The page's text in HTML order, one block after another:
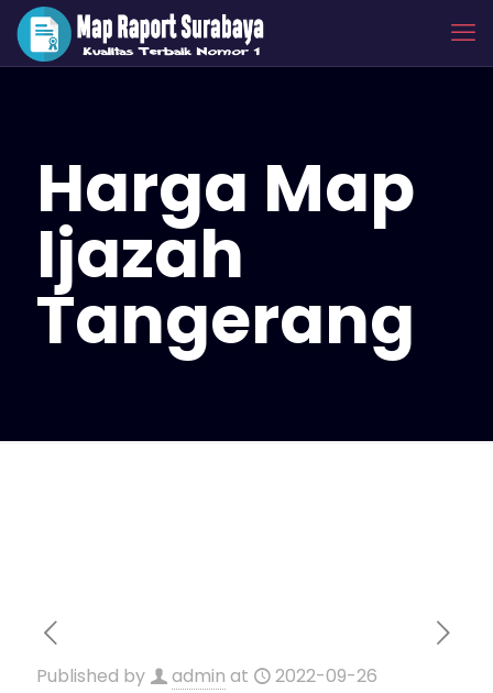
Harga Map
Ijazah
Tangerang
Published by admin at 2022-09-26